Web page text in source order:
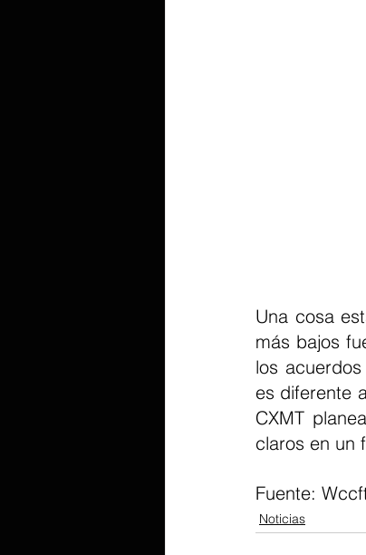
Una cosa
más bajos
los
es diferente
CXMT
claros en un
Fuente:
Noticias